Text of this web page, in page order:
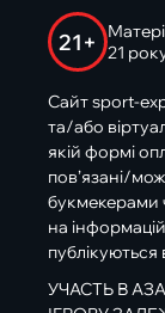
21+
21
Сайт sport-
та/або
якій формі
пов’язані/
букмекерами
на
УЧАСТЬ В